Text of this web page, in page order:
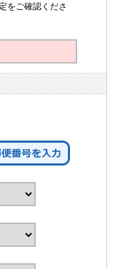
をご確認くださ